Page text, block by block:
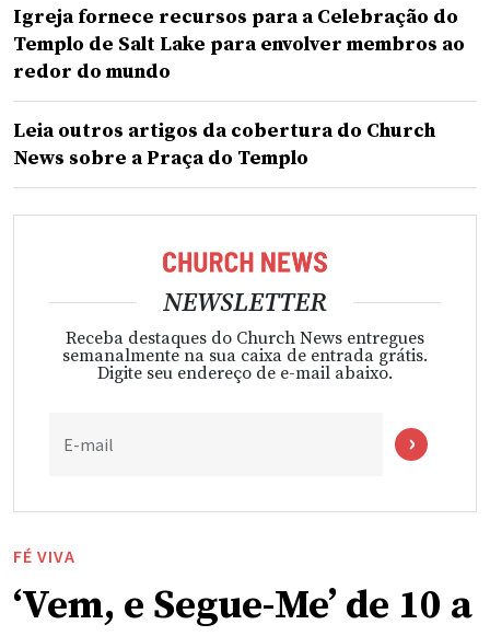
Igreja fornece recursos para a Celebração do
Templo de Salt Lake para envolver membros ao
redor do mundo
Leia outros artigos da cobertura do Church
News sobre a Praça do Templo
NEWSLETTER
Receba destaques do Church News entregues
semanalmente na sua caixa de entrada grátis.
Digite seu endereço de e-mail abaixo.
E-mail
FÉ VIVA
‘Vem, e Segue-Me’ de 10 a